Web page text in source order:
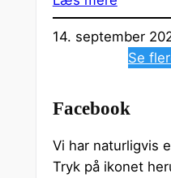
14. september
Se
Facebook
Vi har naturligvis
Tryk på ikonet